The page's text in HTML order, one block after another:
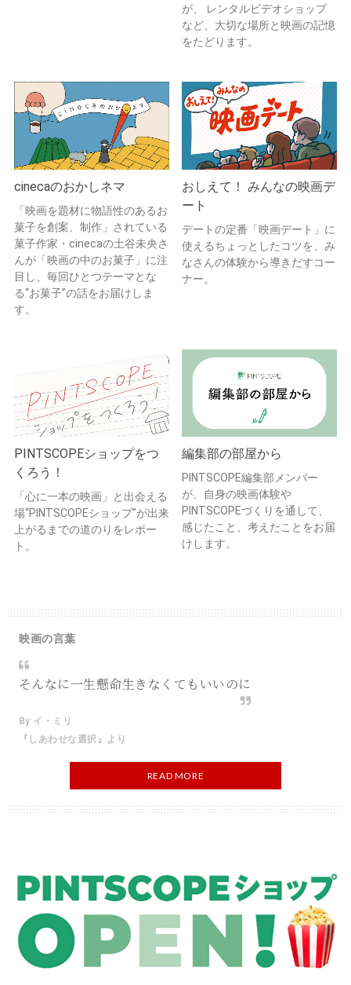
が、 レンタルビデオショップ
など、大切な場所と映画の記憶
をたどります。
cinecaのおかしネマ
「映画を題材に物語性のあるお
菓子を創案、制作」されている
菓子作家・cinecaの土谷未央さ
んが「映画の中のお菓子」に注
目し、毎回ひとつテーマとな
る“お菓子”の話をお届けしま
す。
おしえて！ みんなの映画デ
ート
デートの定番「映画デート」に
使えるちょっとしたコツを、み
なさんの体験から導きだすコー
ナー。
PINTSCOPEショップをつ
くろう！
「心に一本の映画」と出会える
場“PINTSCOPEショップ”が出来
上がるまでの道のりをレポー
ト。
編集部の部屋から
PINTSCOPE編集部メンバー
が、自身の映画体験や
PINTSCOPEづくりを通して、
感じたこと、考えたことをお届
けします。
映画の言葉
そんなに一生懸命生きなくてもいいのに
By イ・ミリ
『しあわせな選択』より
READ MORE